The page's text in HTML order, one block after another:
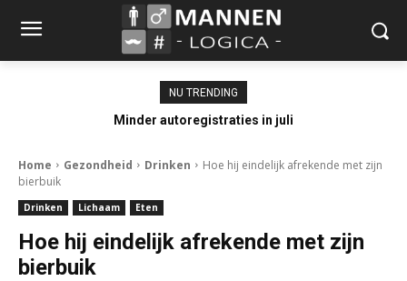
NU TRENDING
Minder autoregistraties in juli
Home Gezondheid Drinken
Hoe hij eindelijk afrekende met zijn
bierbuik
Drinken Lichaam Eten
Hoe hij eindelijk afrekende met zijn
bierbuik